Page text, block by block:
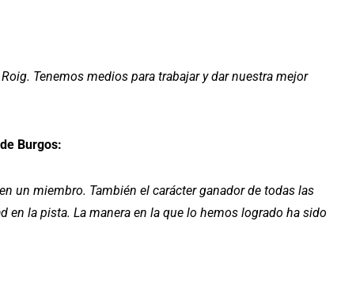
Tenemos medios para trabajar y dar nuestra mejor
Burgos:
un miembro. También el carácter ganador de todas las
la pista. La manera en la que lo hemos logrado ha sido